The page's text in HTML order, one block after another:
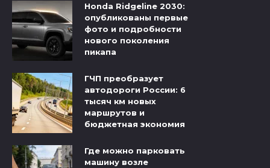
Honda Ridgeline 2030:
опубликованы первые
фото и подробности
нового поколения
пикапа
ГЧП преобразует
автодороги России: 6
тысяч км новых
маршрутов и
бюджетная экономия
Где можно парковать
машину возле